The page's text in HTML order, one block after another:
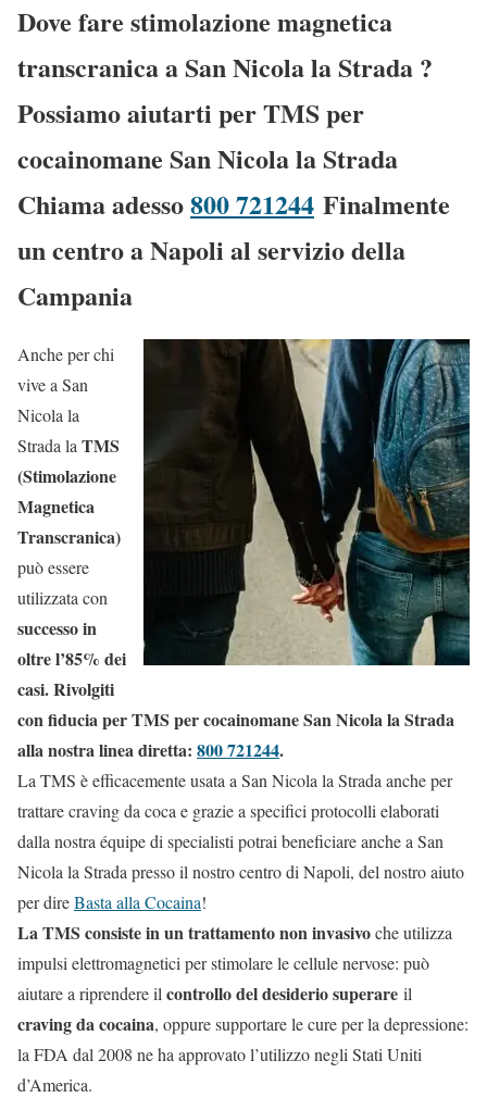
Dove fare stimolazione magnetica
transcranica a San Nicola la Strada ?
Possiamo aiutarti per TMS per
cocainomane San Nicola la Strada
Chiama adesso800 721244 Finalmente
un centro a Napoli al servizio della
Campania
Anche per chi
vive a San
Nicola la
Strada laTMS
(Stimolazione
Magnetica
Transcranica)
può essere
utilizzata con
successo in
oltre l’85% dei
casi. Rivolgiti
con fiducia per TMS per cocainomane San Nicola la Strada
alla nostra linea diretta: 800 721244.
La TMS è efficacemente usata a San Nicola la Strada anche per
trattare craving da coca e grazie a specifici protocolli elaborati
dalla nostra équipe di specialisti potrai beneficiare anche a San
Nicola la Strada presso il nostro centro di Napoli, del nostro aiuto
per direBasta alla Cocaina!
La TMS consiste in un trattamento non invasivoche utilizza
impulsi elettromagnetici per stimolare le cellule nervose: può
aiutare a riprendere ilcontrollo del desiderio superare il
craving da cocaina, oppure supportare le cure per la depressione:
la FDA dal 2008 ne ha approvato l’utilizzo negli Stati Uniti
d’America.